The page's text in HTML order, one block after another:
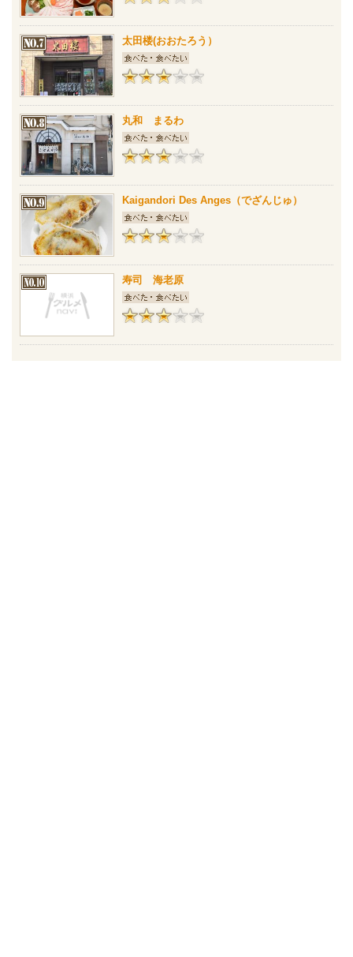
太田楼(おおたろう）
丸和 まるわ
Kaigandori Des Anges（でざんじゅ）
寿司 海老原